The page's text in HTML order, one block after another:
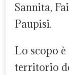
Sannita,
Paupisi.
Lo scopo
territorio